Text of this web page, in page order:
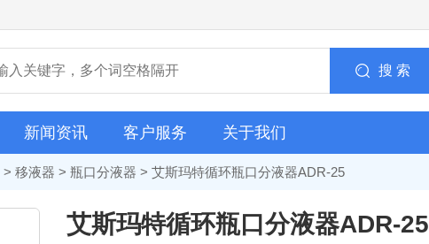
搜 索
新闻资讯 客户服务 关于我们
> 移液器 > 瓶口分液器 > 艾斯玛特循环瓶口分液器ADR-25
艾斯玛特循环瓶口分液器ADR-25